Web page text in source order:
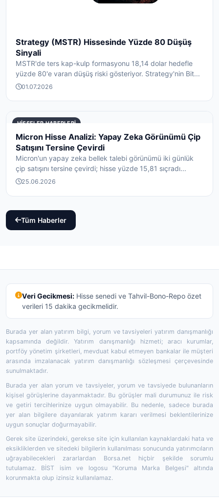
Strategy (MSTR) Hissesinde Yüzde 80 Düşüş
Sinyali
MSTR'de ters kap-kulp formasyonu 18,14 dolar hedefle
yüzde 80'e varan düşüş riski gösteriyor. Strategy'nin Bit...
01.07.2026
HISSELER HABERLERI
Micron Hisse Analizi: Yapay Zeka Görünümü Çip
Satışını Tersine Çevirdi
Micron'un yapay zeka bellek talebi görünümü iki günlük
çip satışını tersine çevirdi; hisse yüzde 15,81 sıçradı...
25.06.2026
Tüm Haberler
Veri Gecikmesi:Hisse senedi ve Tahvil-Bono-Repo özet
verileri 15 dakika gecikmelidir.
Burada yer alan yatırım bilgi, yorum ve tavsiyeleri yatırım danışmanlığı
kapsamında değildir. Yatırım danışmanlığı hizmeti; aracı kurumlar,
portföy yönetim şirketleri, mevduat kabul etmeyen bankalar ile müşteri
arasında imzalanacak yatırım danışmanlığı sözleşmesi çerçevesinde
sunulmaktadır.
Burada yer alan yorum ve tavsiyeler, yorum ve tavsiyede bulunanların
kişisel görüşlerine dayanmaktadır. Bu görüşler mali durumunuz ile risk
ve getiri tercihlerinize uygun olmayabilir. Bu nedenle, sadece burada
yer alan bilgilere dayanılarak yatırım kararı verilmesi beklentilerinize
uygun sonuçlar doğurmayabilir.
Gerek site üzerindeki, gerekse site için kullanılan kaynaklardaki hata ve
eksikliklerden ve sitedeki bilgilerin kullanılması sonucunda yatırımcıların
uğrayabilecekleri zararlardan Borsa.net hiçbir şekilde sorumlu
tutulamaz. BİST isim ve logosu "Koruma Marka Belgesi" altında
korunmakta olup izinsiz kullanılamaz.